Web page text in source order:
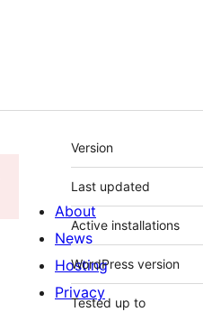
Meta
Version
Last updated
Active installations
WordPress version
Tested up to
About
News
Hosting
Privacy